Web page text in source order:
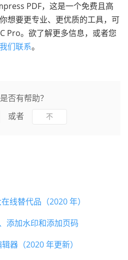
PDF，这是一个免费且高
想要更专业、更优质的工具，可
Pro。欲了解更多信息，或者您
们联系。
否有帮助？
或者 不
线替代品（2020 年）
添加水印和添加页码
器（2020 年更新）